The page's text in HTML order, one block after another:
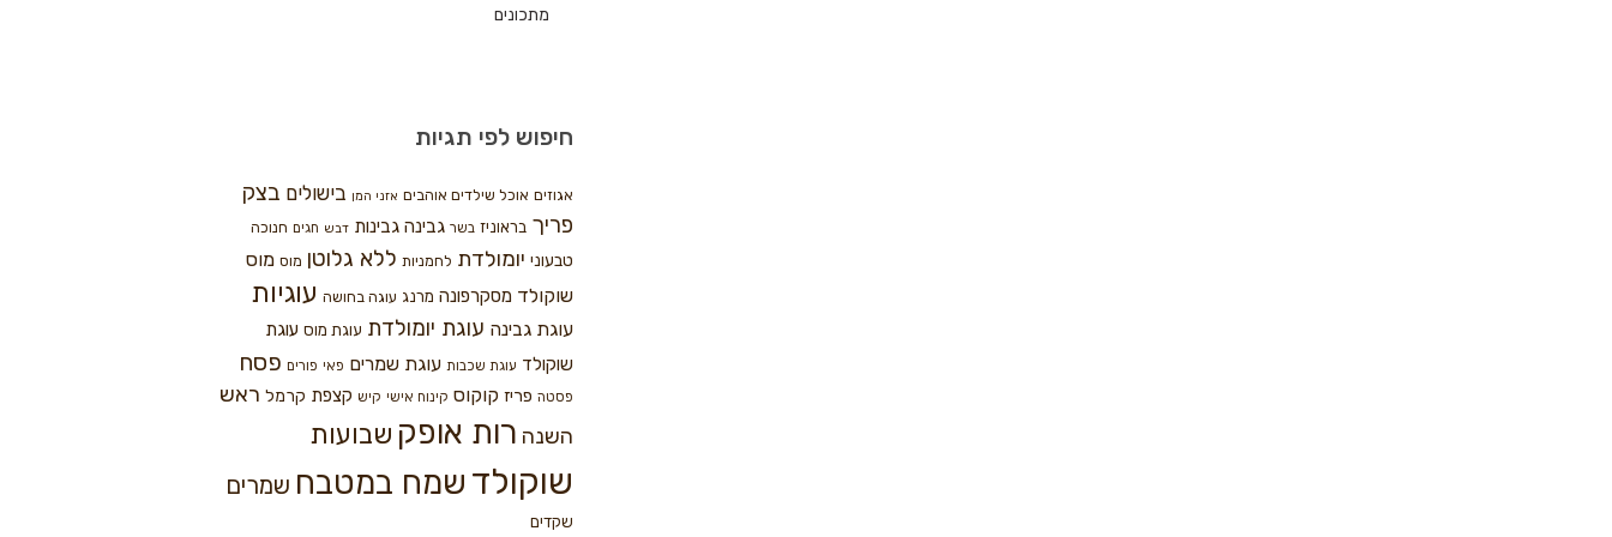
מתכונים
חיפוש לפי תגיות
אגוזים אוכל שילדים אוהבים אזני המן בישולים בצק
פריך בראוניז בשר גבינה גבינות דבש חגים חנוכה
טבעוני יומולדת לחמניות ללא גלוטן מוס מוס
שוקולד מסקרפונה מרנג עוגה בחושה עוגיות
עוגת גבינה עוגת יומולדת עוגת מוס עוגת
שוקולד עוגת שכבות עוגת שמרים פאי פורים פסח
פסטה פריז קוקוס קינוח אישי קיש קצפת קרמל ראש
השנה רות אופק שבועות
שוקולד שמח במטבח שמרים
שקדים